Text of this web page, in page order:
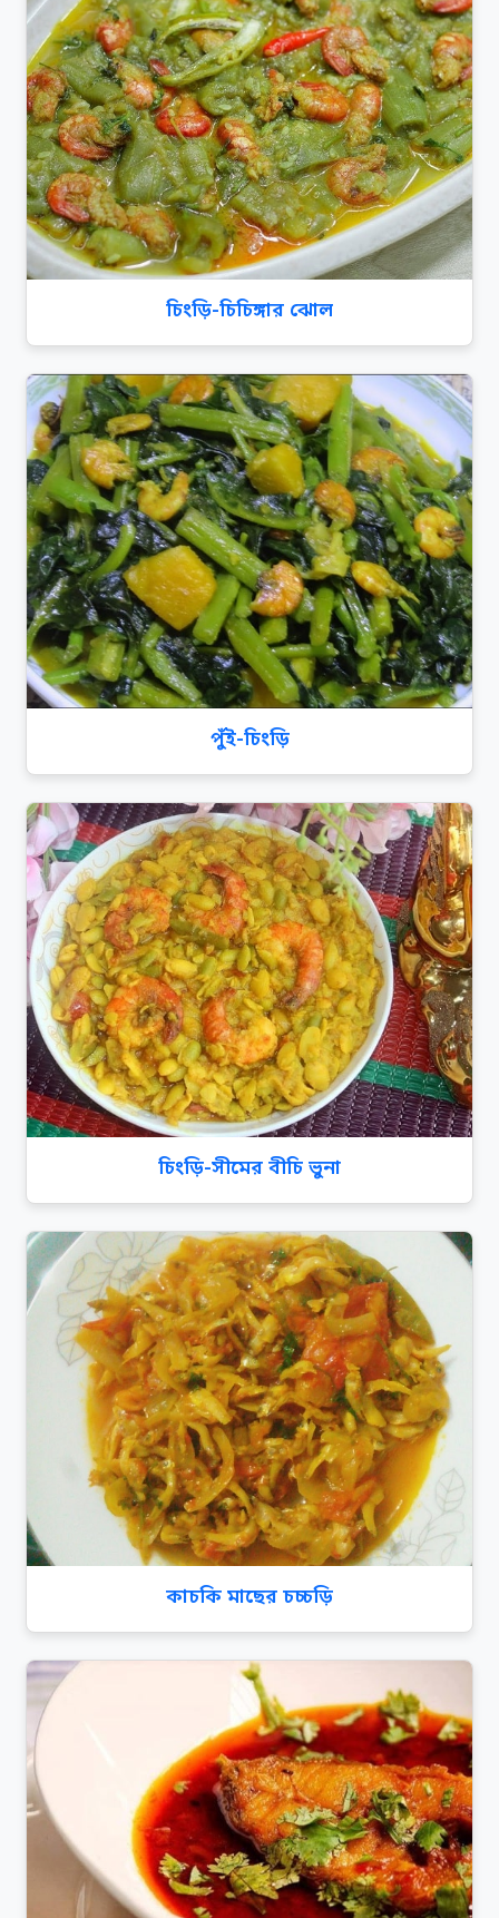
চিংড়ি-চিচিঙ্গার ঝোল
পুঁই-চিংড়ি
চিংড়ি-সীমের বীচি ভুনা
কাচকি মাছের চচ্চড়ি